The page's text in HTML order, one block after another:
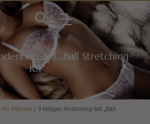
Set „Ball Stretching
Kit“
für Männer / 3-teiliges Hodenring-Set „Ball